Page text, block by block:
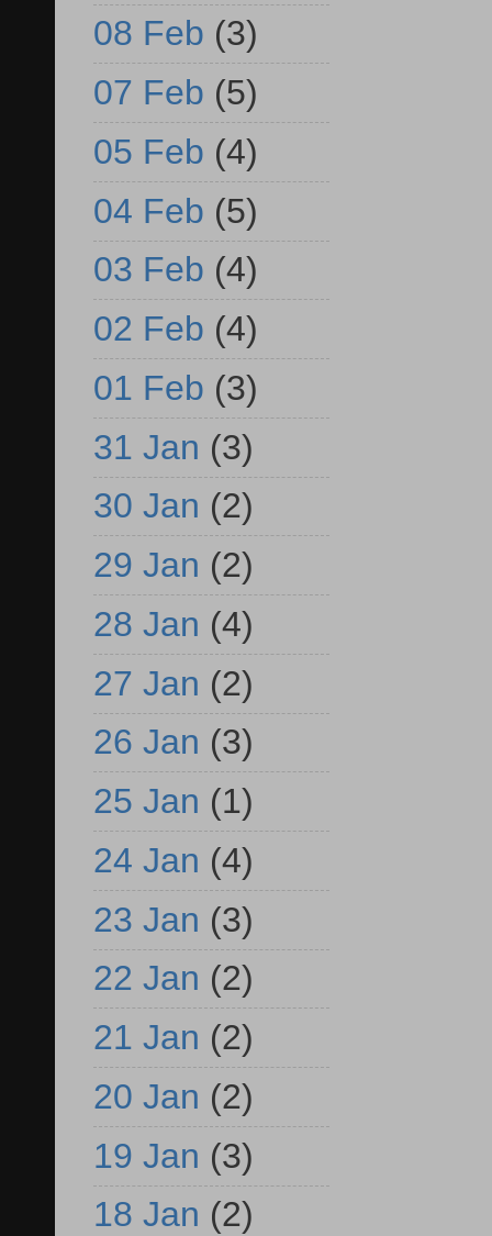
08 Feb (3)
07 Feb (5)
05 Feb (4)
04 Feb (5)
03 Feb (4)
02 Feb (4)
01 Feb (3)
31 Jan (3)
30 Jan (2)
29 Jan (2)
28 Jan (4)
27 Jan (2)
26 Jan (3)
25 Jan (1)
24 Jan (4)
23 Jan (3)
22 Jan (2)
21 Jan (2)
20 Jan (2)
19 Jan (3)
18 Jan (2)